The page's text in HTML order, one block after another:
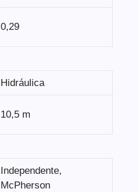
0,29
Hidráulica
10,5 m
Independente,
McPherson